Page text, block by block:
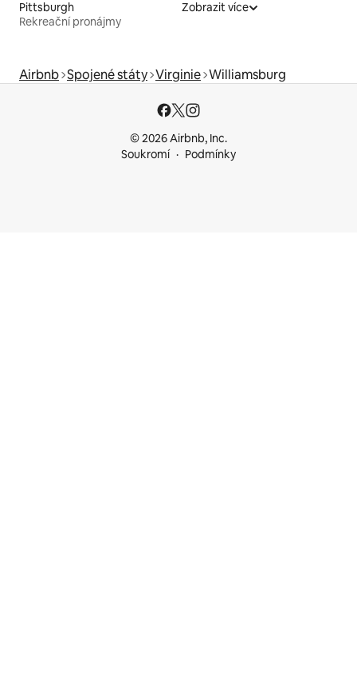
Pittsburgh
Rekreační pronájmy
Zobrazit více
Airbnb Spojené státy Virginie Williamsburg
© 2026 Airbnb, Inc.
Soukromí
Podmínky